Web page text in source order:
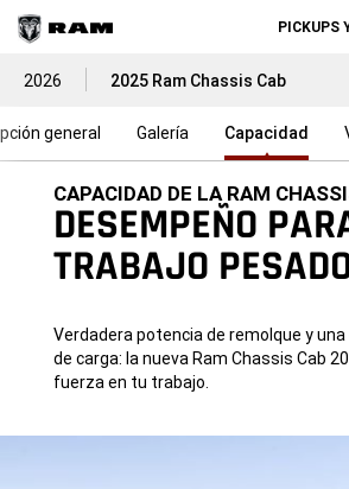
PICKUPS
2026 2025 Ram Chassis Cab
general Galería Capacidad
CAPACIDAD DE LA RAM
DESEMPEÑO
TRABAJO
Verdadera potencia de remolque y una
de carga: la nueva Ram Chassis Cab
fuerza en tu trabajo.